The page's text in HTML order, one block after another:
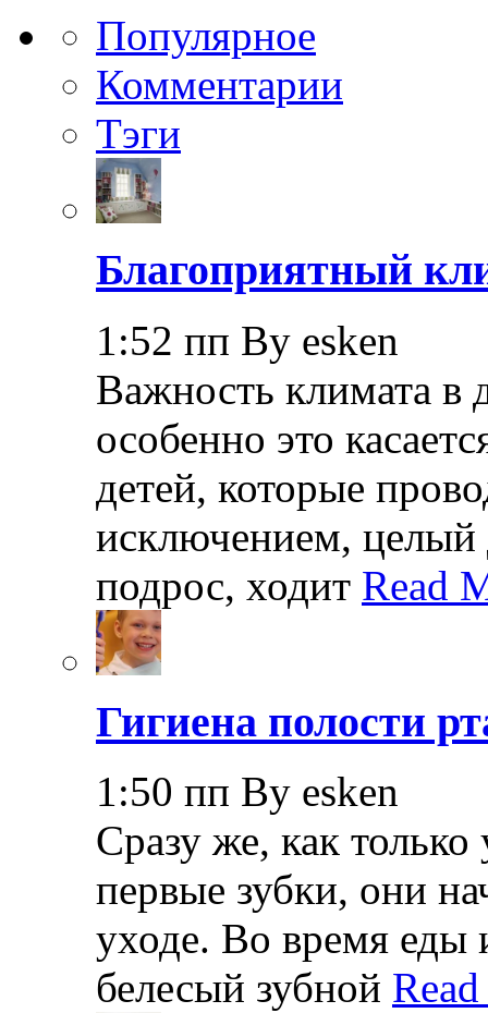
Популярное
Комментарии
Тэги
Благоприятный
1:52 пп By esken
Важность климата в
особенно это
детей, которые
исключением, целый
подрос, ходит Read
Гигиена полости
1:50 пп By esken
Сразу же, как
первые зубки, они
уходе. Во время еды
белесый зубной